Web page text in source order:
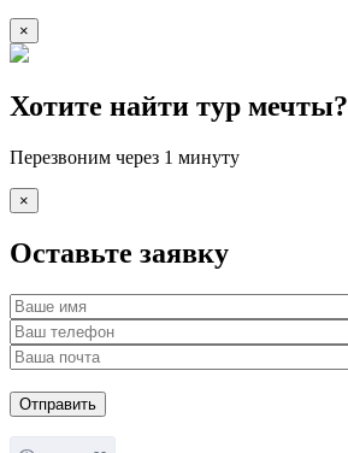
×
Хотите найти тур мечты?
Перезвоним через 1 минуту
×
Оставьте заявку